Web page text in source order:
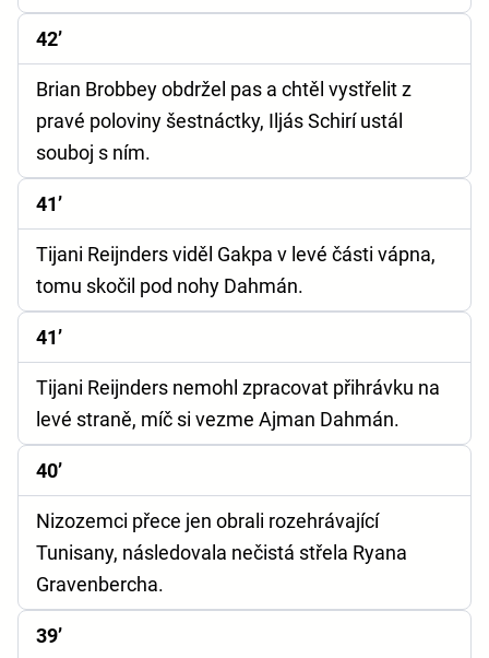
42’
Brian Brobbey obdržel pas a chtěl vystřelit z
pravé poloviny šestnáctky, Iljás Schirí ustál
souboj s ním.
41’
Tijani Reijnders viděl Gakpa v levé části vápna,
tomu skočil pod nohy Dahmán.
41’
Tijani Reijnders nemohl zpracovat přihrávku na
levé straně, míč si vezme Ajman Dahmán.
40’
Nizozemci přece jen obrali rozehrávající
Tunisany, následovala nečistá střela Ryana
Gravenbercha.
39’